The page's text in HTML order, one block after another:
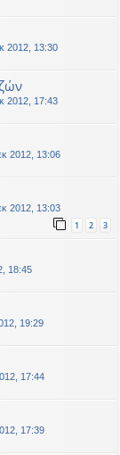
2012, 13:30
2012, 17:43
2012, 13:06
2012, 13:03
1 2 3
18:45
19:29
17:44
17:39